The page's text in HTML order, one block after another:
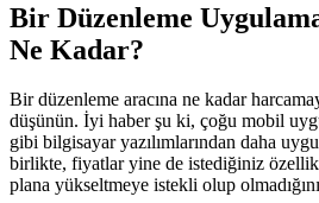
Bir Düzenleme
Ne Kadar?
Bir düzenleme aracına ne kadar
düşünün. İyi haber şu ki, çoğu mobil
gibi bilgisayar yazılımlarından daha
birlikte, fiyatlar yine de istediğiniz
plana yükseltmeye istekli olup